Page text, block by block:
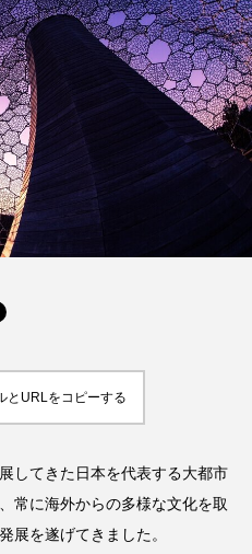
とURLをコピーする
してきた日本を代表する大都市
常に海外からの多様な文化を取
展を遂げてきました。